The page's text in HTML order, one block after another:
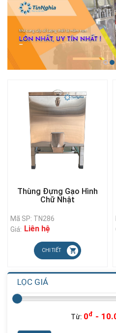
Thùng Đựng Gạo Hình
Chữ Nhật
Mã SP: TN286
Giá: Liên hệ
CHI TIẾT
LỌC GIÁ
Từ: 0đ -
Giá: Liên hệ